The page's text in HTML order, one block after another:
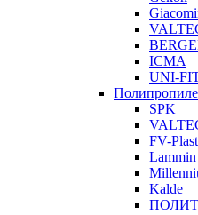
ICMA
UNI-
SPK
FV-Plast
Lammin
Kalde